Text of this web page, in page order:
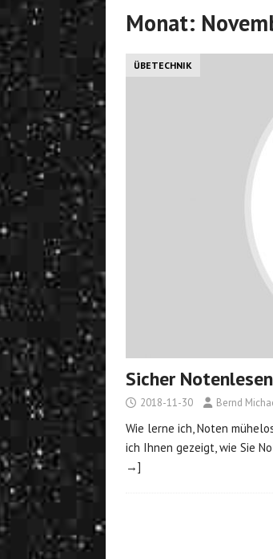
Monat:
ÜBETECHNIK
Sicher
2018-11-30 Bernd
Wie lerne ich, Noten
ich Ihnen gezeigt, wie Sie
→]